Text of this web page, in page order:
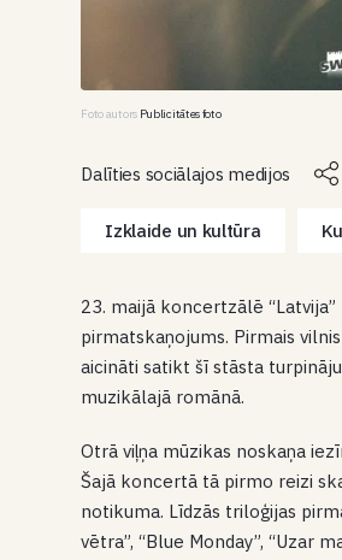
Foto autors Publicitātes foto
Dalīties sociālajos medijos
Izklaide un kultūra
23. maijā koncertzālē
pirmatskaņojums. Pirmais
aicināti satikt šī stāsta
muzikālajā romānā.
Otrā viļņa mūzikas noskaņa
Šajā koncertā tā pirmo reizi
notikuma. Līdzās triloģijas
vētra”, “Blue Monday”, “Uzar